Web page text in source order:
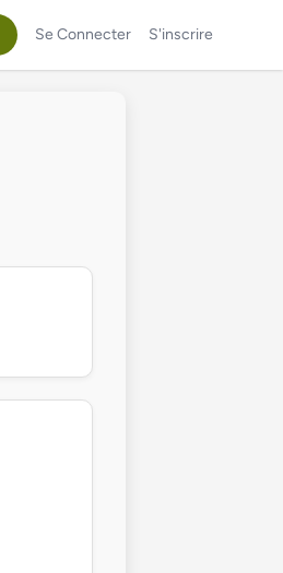
Se Connecter S'inscrire